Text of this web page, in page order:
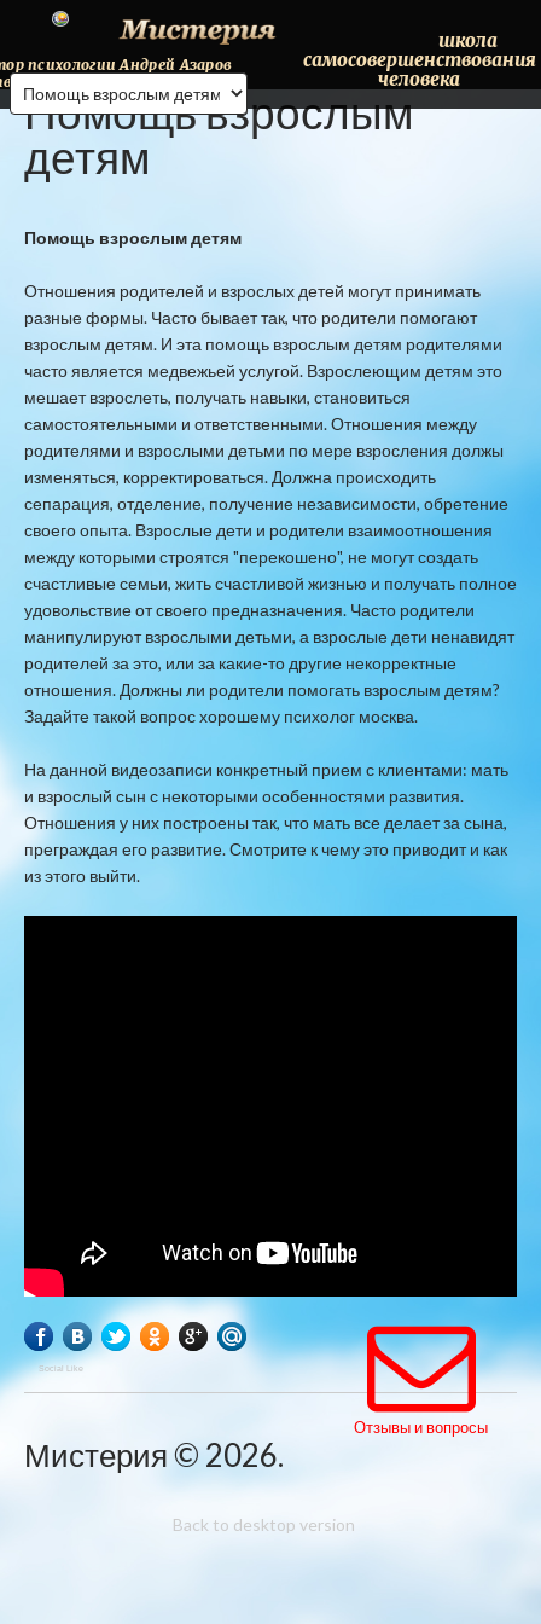
школа
самосовершенствования
человека
психологии Андрей Азаров
Тел.+38(068)98-095-41
Помощьвзрослым
детям
Помощь взрослым детям
Отношения родителей и взрослых детей могут принимать
разные формы. Часто бывает так, что родители помогают
взрослым детям. И эта помощь взрослым детям родителями
часто является медвежьей услугой. Взрослеющим детям это
мешает взрослеть, получать навыки, становиться
самостоятельными и ответственными. Отношения между
родителями и взрослыми детьми по мере взросления должы
изменяться, корректироваться. Должна происходить
сепарация, отделение, получение независимости, обретение
своего опыта. Взрослые дети и родители взаимоотношения
между которыми строятся "перекошено", не могут создать
счастливые семьи, жить счастливой жизнью и получать полное
удовольствие от своего предназначения. Часто родители
манипулируют взрослыми детьми, а взрослые дети ненавидят
родителей за это, или за какие-то другие некорректные
отношения. Должны ли родители помогать взрослым детям?
Задайте такой вопрос хорошему психолог москва.
На данной видеозаписи конкретный прием с клиентами: мать
и взрослый сын с некоторыми особенностями развития.
Отношения у них построены так, что мать все делает за сына,
преграждая его развитие. Смотрите к чему это приводит и как
из этого выйти.
Social Like
Мистерия© 2026
Back to desktop version